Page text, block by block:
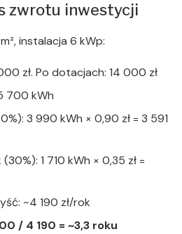
zwrotu inwestycji
instalacja 6 kWp:
zł. Po dotacjach: 14 000 zł
700 kWh
3 990 kWh × 0,90 zł = 3 591
1 710 kWh × 0,35 zł =
~4 190 zł/rok
/ 4 190 = ~3,3 roku